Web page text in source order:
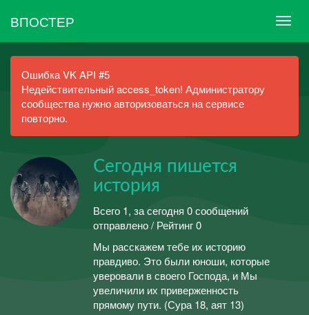
ВПОСТЕР
Ошибка VK API #5
Недействительный access_token! Администратору
сообщества нужно авторизоваться на сервисе
повторно.
Сегодня пишется
история
Всего 1, за сегодня 0 сообщений
отправлено / Рейтинг 0
Мы расскажем тебе их историю
правдиво. Это были юноши, которые
уверовали в своего Господа, и Мы
увеличили их приверженность
прямому пути. (Сура 18, аят 13)